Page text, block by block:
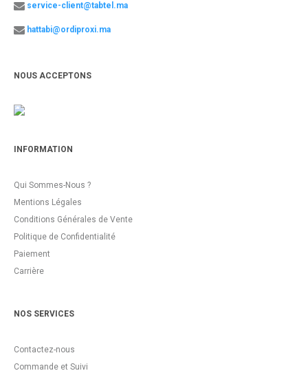
service-client@tabtel.ma
hattabi@ordiproxi.ma
NOUS ACCEPTONS
INFORMATION
Qui Sommes-Nous ?
Mentions Légales
Conditions Générales de Vente
Politique de Confidentialité
Paiement
Carrière
NOS SERVICES
Contactez-nous
Commande et Suivi